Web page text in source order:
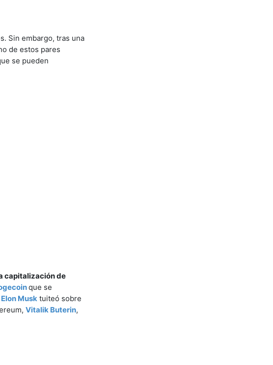
Sin embargo, tras una
de estos pares
se pueden
capitalización de
que se
Elon Musk tuiteó sobre
Vitalik Buterin